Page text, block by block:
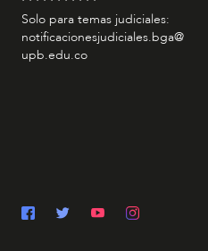
Solo para temas judiciales:
notificacionesjudiciales.bga@
upb.edu.co